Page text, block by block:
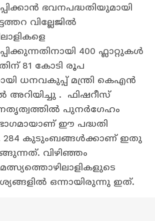
ഭവനപദ്ധതിയുമായി
വില്ലേജിൽ
400 ഫ്ലാറ്റുകൾ
81 കോടി രൂപ
ധനവകുപ്പ് മന്ത്രി കെഎൻ
. ഫിഷറീസ്
പുനർഗേഹം
ഈ പദ്ധതി
284 കുടുംബങ്ങൾക്കാണ് ഇതു
വിഴിഞ്ഞം
ഒന്നായിരുന്നു ഇത്.